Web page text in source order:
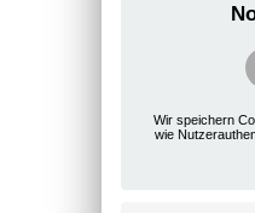
Wir speichern
wie